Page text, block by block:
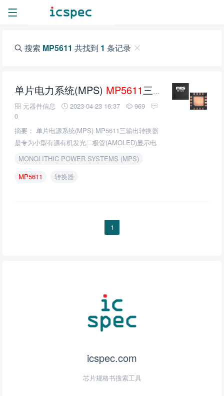
搜索 MP5611 共找到 1 条记录
单片电力系统(MPS) MP5611三输出转换器的介绍、特性、及应用
元器件信息 2023-04-23 16:37
969
0
摘要： 单片电源系统(MPS) MP5611三输出转换器
是专为小型有源有机发光二极管(AMOLED)显示电
源而设计的。
MONOLITHIC POWER SYSTEMS (MPS)
MP5611
转换器
1
icspec.com
芯片规格书搜索工具